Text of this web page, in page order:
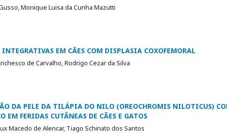
Monique Luisa da Cunha Mazutti
EM CÃES COM DISPLASIA COXOFEMORAL
de Carvalho, Rodrigo Cezar da Silva
DA PELE DA TILÁPIA DO NILO (OREOCHROMIS NILOTICUS)
EM FERIDAS CUTÂNEAS DE CÃES E GATOS
Macedo de Alencar, Tiago Schinato dos Santos